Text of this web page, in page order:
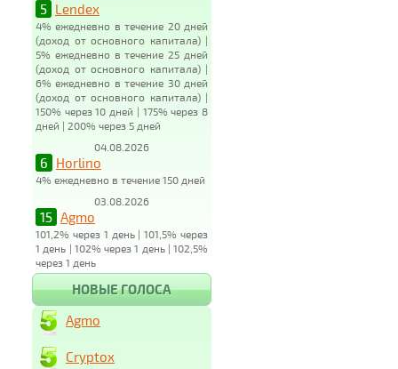
5 Lendex
4% ежедневно в течение 20 дней
(доход от основного капитала) |
5% ежедневно в течение 25 дней
(доход от основного капитала) |
6% ежедневно в течение 30 дней
(доход от основного капитала) |
150% через 10 дней | 175% через 8
дней | 200% через 5 дней
04.08.2026
6 Horlino
4% ежедневно в течение 150 дней
03.08.2026
15 Agmo
101,2% через 1 день | 101,5% через
1 день | 102% через 1 день | 102,5%
через 1 день
НОВЫЕ ГОЛОСА
Agmo
Cryptox